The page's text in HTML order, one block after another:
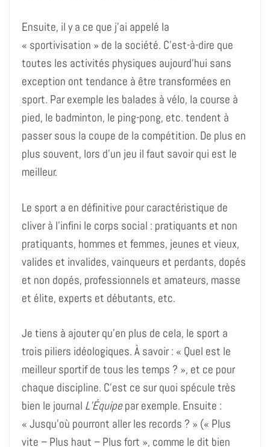
Ensuite, il y a ce que j’ai appelé la
« sportivisation » de la société. C’est-à-dire que
toutes les activités physiques aujourd’hui sans
exception ont tendance à être transformées en
sport. Par exemple les balades à vélo, la course à
pied, le badminton, le ping-pong, etc. tendent à
passer sous la coupe de la compétition. De plus en
plus souvent, lors d’un jeu il faut savoir qui est le
meilleur.
Le sport a en définitive pour caractéristique de
cliver à l’infini le corps social : pratiquants et non
pratiquants, hommes et femmes, jeunes et vieux,
valides et invalides, vainqueurs et perdants, dopés
et non dopés, professionnels et amateurs, masse
et élite, experts et débutants, etc.
Je tiens à ajouter qu’en plus de cela, le sport a
trois piliers idéologiques. À savoir : « Quel est le
meilleur sportif de tous les temps ? », et ce pour
chaque discipline. C’est ce sur quoi spécule très
bien le journal L’Équipepar exemple. Ensuite :
« Jusqu’où pourront aller les records ? » (« Plus
vite – Plus haut – Plus fort », comme le dit bien